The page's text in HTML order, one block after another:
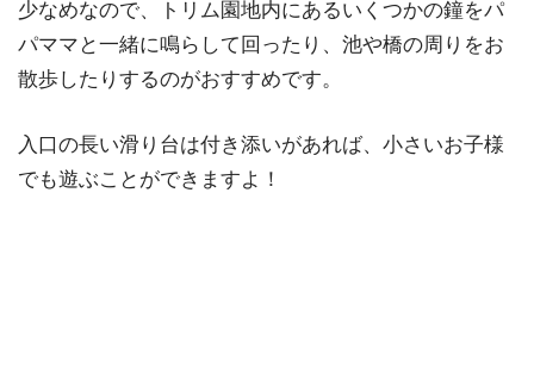
少なめなので、トリム園地内にあるいくつかの鐘をパ
パママと一緒に鳴らして回ったり、池や橋の周りをお
散歩したりするのがおすすめです。
入口の長い滑り台は付き添いがあれば、小さいお子様
でも遊ぶことができますよ！